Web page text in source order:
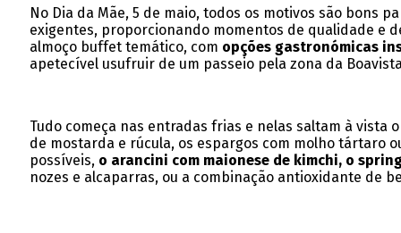
No Dia da Mãe, 5 de maio, todos os motivos são bons
exigentes, proporcionando momentos de qualidade e
almoço buffet temático, com opções gastronómicas
apetecível usufruir de um passeio pela zona da
Tudo começa nas entradas frias e nelas saltam à vista
de mostarda e rúcula, os espargos com molho tártaro
possíveis, o arancini com maionese de kimchi, o
nozes e alcaparras, ou a combinação antioxidante de